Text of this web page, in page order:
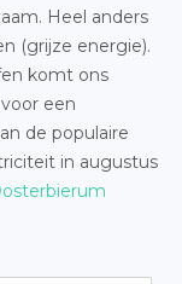
Heel anders
(grijze energie).
komt ons
een
de populaire
in augustus